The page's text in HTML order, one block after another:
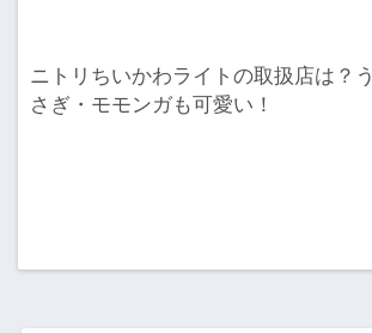
ニトリちいかわライトの取扱店は？う
さぎ・モモンガも可愛い！